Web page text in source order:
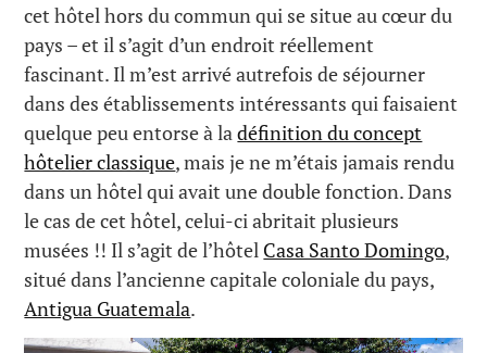
cet hôtel hors du commun qui se situe au cœur du
pays – et il s’agit d’un endroit réellement
fascinant. Il m’est arrivé autrefois de séjourner
dans des établissements intéressants qui faisaient
quelque peu entorse à ladéfinition du concept
hôtelier classique, mais je ne m’étais jamais rendu
dans un hôtel qui avait une double fonction. Dans
le cas de cet hôtel, celui-ci abritait plusieurs
musées !! Il s’agit de l’hôtel Casa Santo Domingo,
situé dans l’ancienne capitale coloniale du pays,
Antigua Guatemala.